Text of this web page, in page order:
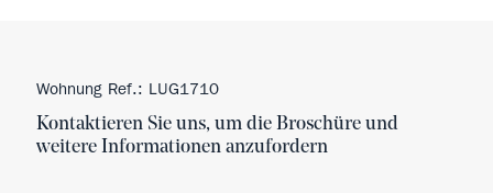
Wohnung Ref.: LUG1710
Kontaktieren Sie uns, um die Broschüre und
weitere Informationen anzufordern